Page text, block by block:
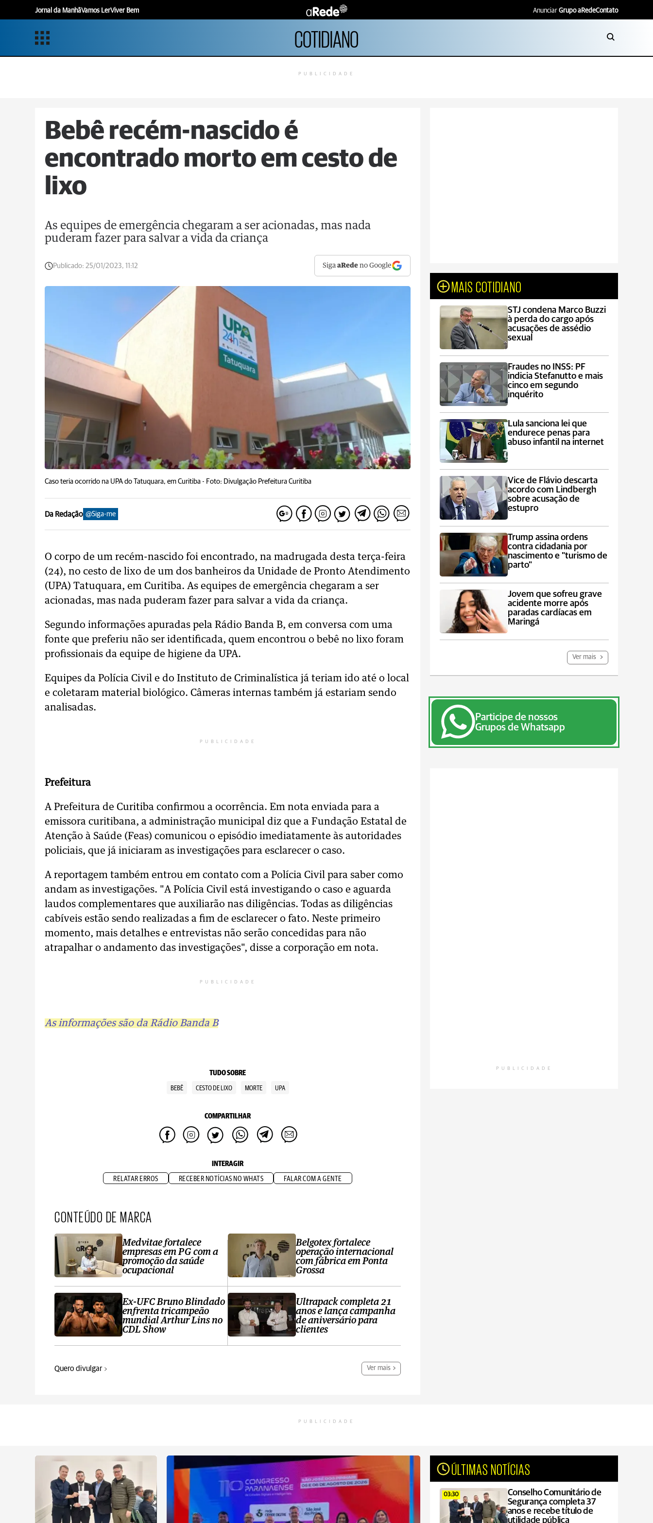
Jornal da ManhãVamos LerViver Bem Anunciar Grupo aRedeContato
COTIDIANO
PUBLICIDADE
Bebê recém-nascido é
encontrado morto em cesto de
lixo
As equipes de emergência chegaram a ser acionadas, mas nada
puderam fazer para salvar a vida da criança
Publicado: 25/01/2023, 11:12 SigaaRede no Google
Caso teria ocorrido na UPA do Tatuquara, em Curitiba - Foto: Divulgação Prefeitura Curitiba
Da Redação @Siga-me
O corpo de um recém-nascido foi encontrado, na madrugada desta terça-feira
(24), no cesto de lixo de um dos banheiros da Unidade de Pronto Atendimento
(UPA) Tatuquara, em Curitiba. As equipes de emergência chegaram a ser
acionadas, mas nada puderam fazer para salvar a vida da criança.
Segundo informações apuradas pela Rádio Banda B, em conversa com uma
fonte que preferiu não ser identificada, quem encontrou o bebê no lixo foram
profissionais da equipe de higiene da UPA.
Equipes da Polícia Civil e do Instituto de Criminalística já teriam ido até o local
e coletaram material biológico. Câmeras internas também já estariam sendo
analisadas.
PUBLICIDADE
Prefeitura
A Prefeitura de Curitiba confirmou a ocorrência. Em nota enviada para a
emissora curitibana, a administração municipal diz que a Fundação Estatal de
Atenção à Saúde (Feas) comunicou o episódio imediatamente às autoridades
policiais, que já iniciaram as investigações para esclarecer o caso.
A reportagem também entrou em contato com a Polícia Civil para saber como
andam as investigações. "A Polícia Civil está investigando o caso e aguarda
laudos complementares que auxiliarão nas diligências. Todas as diligências
cabíveis estão sendo realizadas a fim de esclarecer o fato. Neste primeiro
momento, mais detalhes e entrevistas não serão concedidas para não
atrapalhar o andamento das investigações", disse a corporação em nota.
PUBLICIDADE
As informações são da Rádio Banda B
TUDO SOBRE
BEBÊ CESTO DE LIXO MORTE UPA
COMPARTILHAR
INTERAGIR
RELATAR ERROS RECEBER NOTÍCIAS NO WHATS FALAR COM A GENTE
CONTEÚDO DE MARCA
Medvitae fortalece
empresas em PG com a
promoção da saúde
ocupacional
Ex-UFC Bruno Blindado
enfrenta tricampeão
mundial Arthur Lins no
CDL Show
Belgotex fortalece
operação internacional
com fábrica em Ponta
Grossa
Ultrapack completa 21
anos e lança campanha
de aniversário para
clientes
Quero divulgar Ver mais
MAIS COTIDIANO
STJ condena Marco Buzzi
à perda do cargo após
acusações de assédio
sexual
Fraudes no INSS: PF
indicia Stefanutto e mais
cinco em segundo
inquérito
Lula sanciona lei que
endurece penas para
abuso infantil na internet
Vice de Flávio descarta
acordo com Lindbergh
sobre acusação de
estupro
Trump assina ordens
contra cidadania por
nascimento e "turismo de
parto"
Jovem que sofreu grave
acidente morre após
paradas cardíacas em
Maringá
Ver mais
Participe de nossos
Grupos de Whatsapp
PUBLICIDADE
PUBLICIDADE
ÚLTIMAS NOTÍCIAS
03:30
Conselho Comunitário de
Segurança completa 37
anos e recebe título de
utilidade pública